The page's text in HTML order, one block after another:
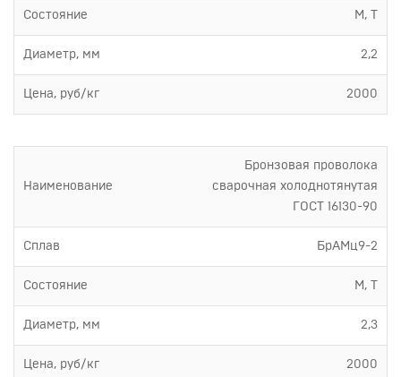
Состояние М, Т
Диаметр, мм 2,2
Цена, руб/кг 2000
Наименование
Бронзовая проволока
сварочная холоднотянутая
ГОСТ 16130-90
Сплав БрАМц9-2
Состояние М, Т
Диаметр, мм 2,3
Цена, руб/кг 2000